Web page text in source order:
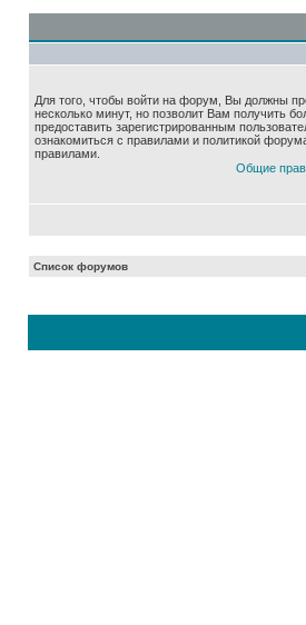
Для того, чтобы войти на форум, Вы должны
несколько минут, но позволит Вам получить
предоставить зарегистрированным
ознакомиться с правилами и политикой
правилами.
Общие
Список форумов